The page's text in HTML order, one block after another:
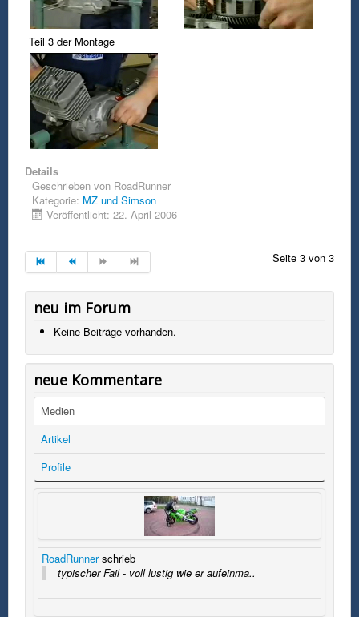
Teil 3 der Montage
Details
Geschrieben von RoadRunner
Kategorie: MZ und Simson
Veröffentlicht: 22. April 2006
Seite 3 von 3
neu im Forum
Keine Beiträge vorhanden.
neue Kommentare
Medien
Artikel
Profile
RoadRunnerschrieb
typischer Fail - voll lustig wie er aufeinma..